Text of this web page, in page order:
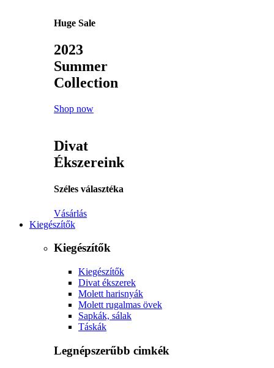
Huge Sale
2023
Summer
Collection
Shop now
Divat
Ékszereink
Széles választéka
Vásárlás
Kiegészítők
Kiegészítők
Kiegészítők
Divat ékszerek
Molett harisnyák
Molett rugalmas övek
Sapkák, sálak
Táskák
Legnépszerűbb cimkék